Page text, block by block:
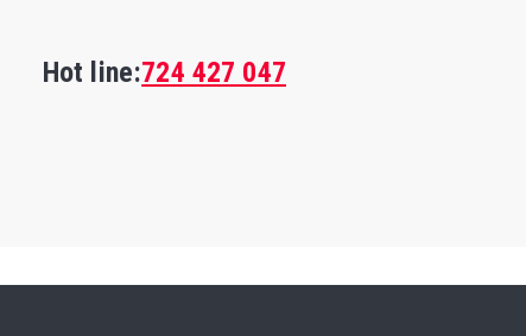
Hot line:724 427 047